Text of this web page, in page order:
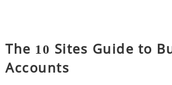
The 10 Sites Guide to
Accounts